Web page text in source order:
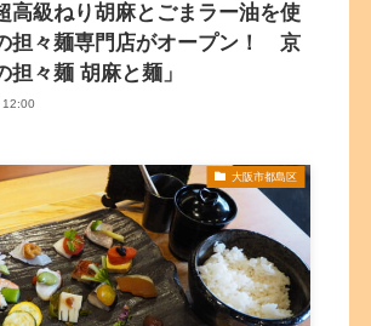
高級ねり胡麻とごまラー油を使
担々麺専門店がオープン！ 京
々麺 胡麻と麺」
12:00
大阪市都島区